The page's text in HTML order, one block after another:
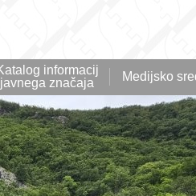
informacij
javnega značaja
Medijsko